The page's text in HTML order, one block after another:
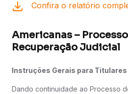
Confira o relatório
Americanas –
Recuperação Judicial
Instruções Gerais para
Dando continuidade ao Processo